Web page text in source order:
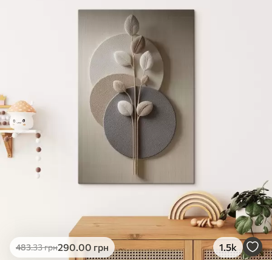
Яскраві, насичені кольори
Стійкість до вицвітання
Безпечне чорнило без запаху
Поверхня з текстурою полотна
Екологічний матеріал
Преміум
Від363
Яскраві, насичені кольори
Стійкість до вицвітання
Безпечне чорнило без запаху
Поверхня з текстурою полотна
Еко-Преміум
.00грн
483.33грн290.00 грн 1.5k